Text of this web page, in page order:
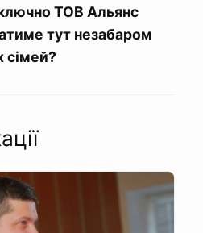
ТОВ Альянс
тут незабаром
сімей?